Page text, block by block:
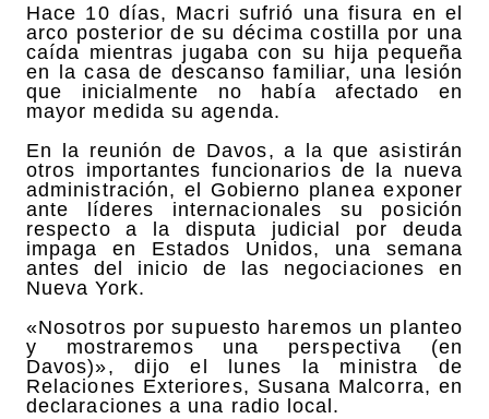
Hace 10 días, Macri sufrió una fisura en el
arco posterior de su décima costilla por una
caída mientras jugaba con su hija pequeña
en la casa de descanso familiar, una lesión
que inicialmente no había afectado en
mayor medida su agenda.
En la reunión de Davos, a la que asistirán
otros importantes funcionarios de la nueva
administración, el Gobierno planea exponer
ante líderes internacionales su posición
respecto a la disputa judicial por deuda
impaga en Estados Unidos, una semana
antes del inicio de las negociaciones en
Nueva York.
«Nosotros por supuesto haremos un planteo
y mostraremos una perspectiva (en
Davos)», dijo el lunes la ministra de
Relaciones Exteriores, Susana Malcorra, en
declaraciones a una radio local.